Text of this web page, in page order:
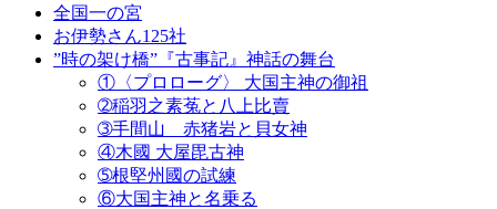
全国一の宮
お伊勢さん125社
”時の架け橋”『古事記』神話の舞台
①〈プロローグ〉 大国主神の御祖
➁稲羽之素菟と八上比賣
➂手間山 赤猪岩と貝女神
④木國 大屋毘古神
➄根堅州國の試練
⑥大国主神と名乗る